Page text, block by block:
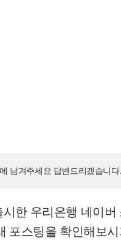
에 남겨주세요 답변드리겠습니다
한 우리은행 네이
포스팅을 확인해보